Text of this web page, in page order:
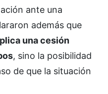
ante una
además que
una cesión
, sino la posibilidad
de que la situación